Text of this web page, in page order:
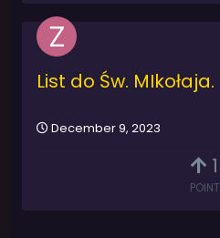
1
POINT
List do Św. MIkołaja.
December 9, 2023